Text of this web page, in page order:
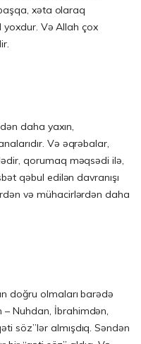
xəta olaraq
yoxdur. Və Allah çox
daha yaxın,
Və əqrəbalar,
qorumaq məqsədi ilə,
qəbul edilən davranışı
və mühacirlərdən daha
doğru olmaları barədə
Nuhdan, İbrahimdən,
söz”lər almışdıq. Səndən